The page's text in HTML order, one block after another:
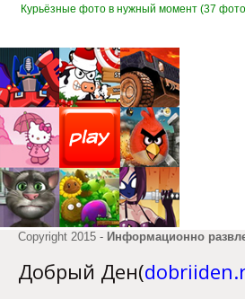
Курьёзные фото в нужный момент (37
Copyright 2015 - Информационно
Добрый Ден(